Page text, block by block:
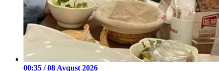
00:35 / 08 Avqust 2026